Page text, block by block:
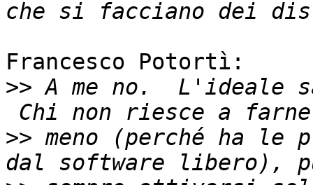
Francesco Potortì:
>> A me no.  L'ideale
>> meno (perché ha